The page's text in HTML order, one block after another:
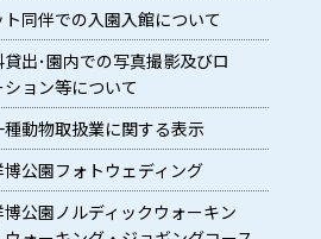
ト同伴での入園入館について
貸出･園内での写真撮影及びロ
ション等について
種動物取扱業に関する表示
博公園フォトウェディング
博公園ノルディックウォーキン